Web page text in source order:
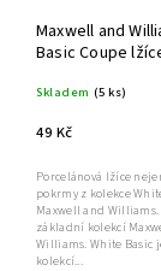
Maxwell and
Basic Coupe
Skladem (5 ks)
49 Kč
Porcelánová lžíce
pokrmy z kolekce
Maxwell and
základní kolekcí
Williams. White Basic
kolekcí...